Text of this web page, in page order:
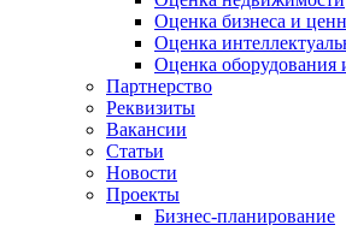
Оценка бизнеса и
Оценка
Оценка оборудования
Партнерство
Реквизиты
Вакансии
Статьи
Новости
Проекты
Бизнес-планирование